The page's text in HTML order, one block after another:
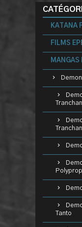
KATANA
FILMS
MANGAS
Tanto